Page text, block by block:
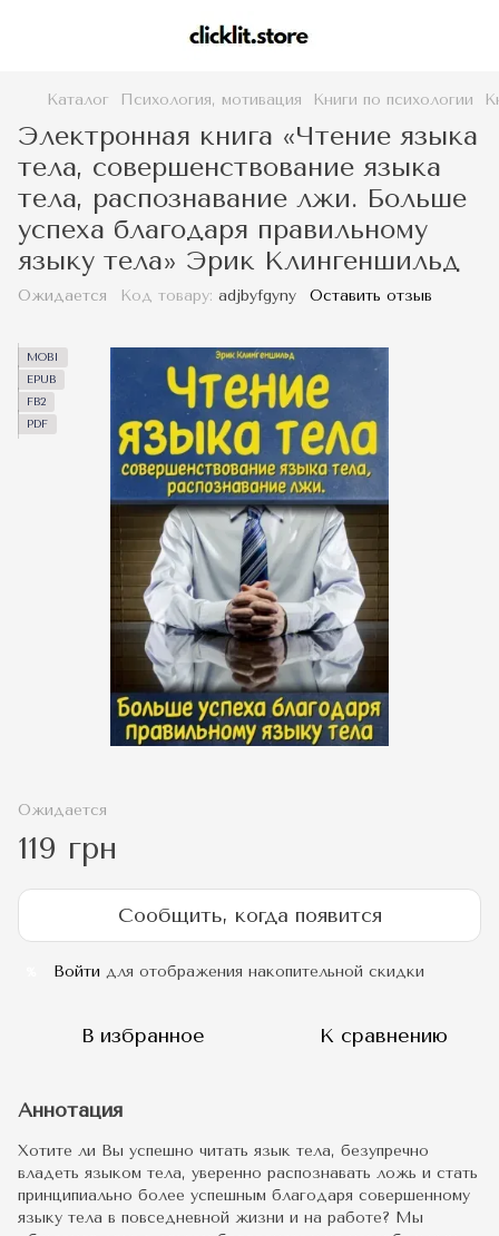
Каталог Психология, мотивация Книги по психологии
Электронная книга «Чтение языка
тела, совершенствование языка
тела, распознавание лжи. Больше
успеха благодаря правильному
языку тела» Эрик Клингеншильд
Ожидается Код товару: adjbyfgyny Оставить отзыв
MOBI
EPUB
FB2
PDF
Ожидается
119 грн
Сообщить, когда появится
Войти для отображения накопительной скидки
В избранное К сравнению
Аннотация
Хотите ли Вы успешно читать язык тела, безупречно
владеть языком тела, уверенно распознавать ложь и стать
принципиально более успешным благодаря совершенному
языку тела в повседневной жизни и на работе? Мы